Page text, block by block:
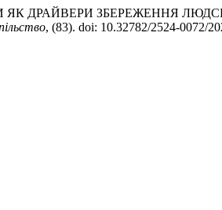
ЯК ДРАЙВЕРИ ЗБЕРЕЖЕННЯ
, (83). doi: 10.32782/2524-0072/